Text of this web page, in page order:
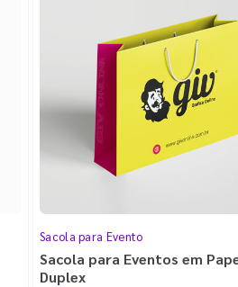
Sacola para Evento
Sacola para Eventos em
Duplex